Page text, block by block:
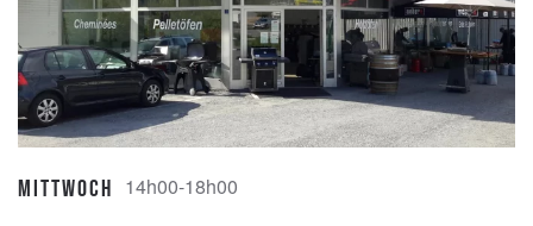
Mittwoch 14h00-18h00